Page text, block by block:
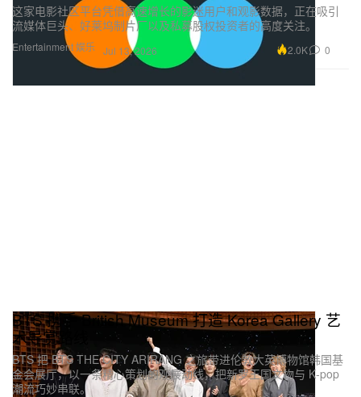
Entertainment 娱乐
这家电影社区平台凭借高速增长的影迷用户和观影数据，正在吸引
流媒体巨头、好莱坞制片厂以及私募股权投资者的高度关注。
Jul 13, 2026 2.0K 0
BTS 携手 British Museum 打造 Korea Gallery 艺
术导赏路线
BTS 把 BTS THE CITY ARIRANG 之旅带进伦敦大英博物馆韩国基
金会展厅，以一条精心策划的观展动线，把新罗王国文物与 K‑pop
潮流巧妙串联。